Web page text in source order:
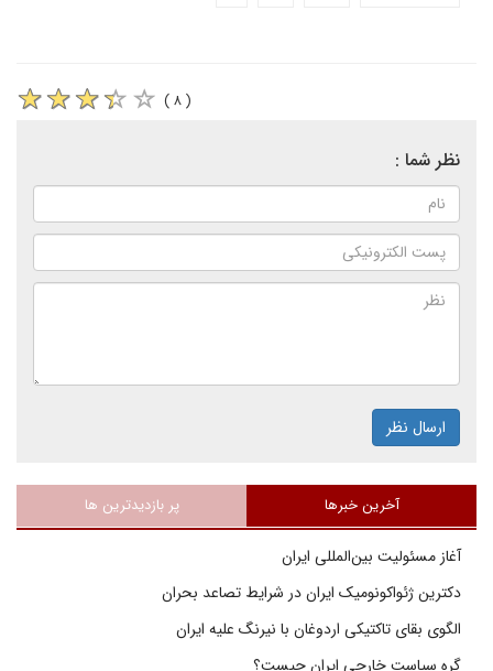
( ۸ )
نظر شما :
ارسال نظر
آخرین خبرها پر بازدیدترین ها
آغاز مسئولیت بین‌المللی ایران
دکترین ژئواکونومیک ایران در شرایط تصاعد بحران
الگوی بقای تاکتیکی اردوغان با نیرنگ علیه ایران
گره سیاست خارجی ایران چیست؟